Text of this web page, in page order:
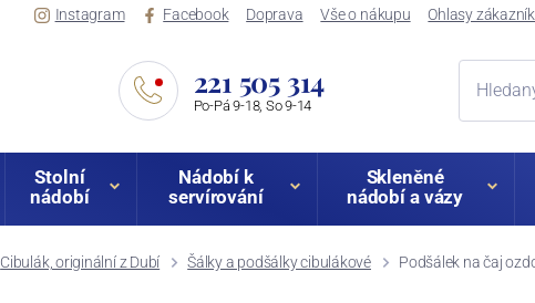
Instagram Facebook Doprava Vše o nákupu Ohlasy
221 505 314
Po-Pá 9-18, So 9-14
Stolní
nádobí
Nádobí k
servírování
Skleněné
nádobí a vázy
Cibulák, originální z Dubí Šálky a podšálky cibulákové Podšálek na čaj